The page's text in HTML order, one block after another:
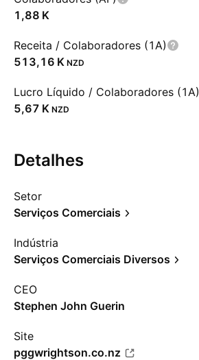
‪1,88 K‬
Receita / Colaboradores (1A)
‪513,16 K‬ NZD
Lucro Líquido / Colaboradores (1A)
‪5,67 K‬ NZD
Detalhes
Setor
Serviços Comerciais
Indústria
Serviços Comerciais Diversos
CEO
Stephen John Guerin
Site
pggwrightson.co.nz